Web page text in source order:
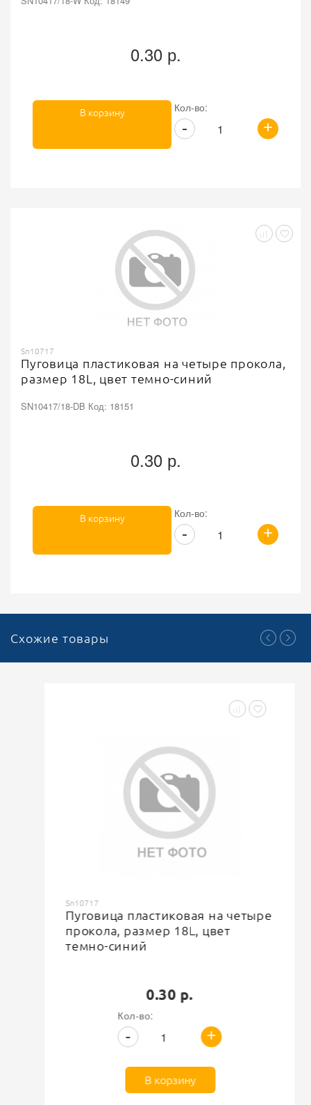
Sn10717
Пуговица пластиковая на четыре прокола,
размер 18L, цвет темно-синий
SN10417/18-DB Код: 18151
0.30 р.
Кол-во:
+
-
В корзину
0.30 р.
Кол-во:
+
-
В корзину
Схожие товары
Sn10717
Пуговица пластиковая на четыре
прокола, размер 18L, цвет
темно-синий
0.30 р.
Кол-во:
+
В корзину